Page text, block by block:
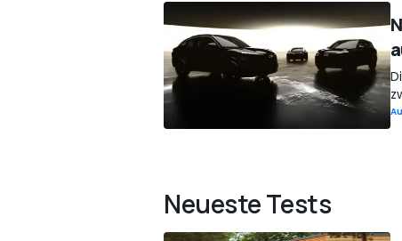
Neueste Tests